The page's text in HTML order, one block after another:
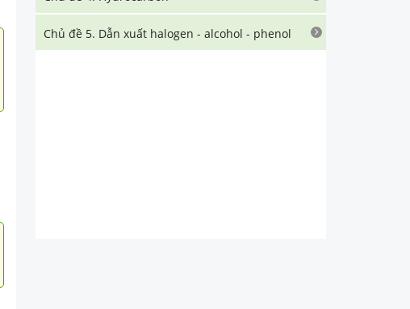
Chủ đề 5. Dẫn xuất halogen - alcohol - phenol